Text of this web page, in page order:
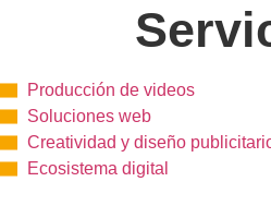
Producción de videos
Soluciones web
Creatividad y diseño
Ecosistema digital